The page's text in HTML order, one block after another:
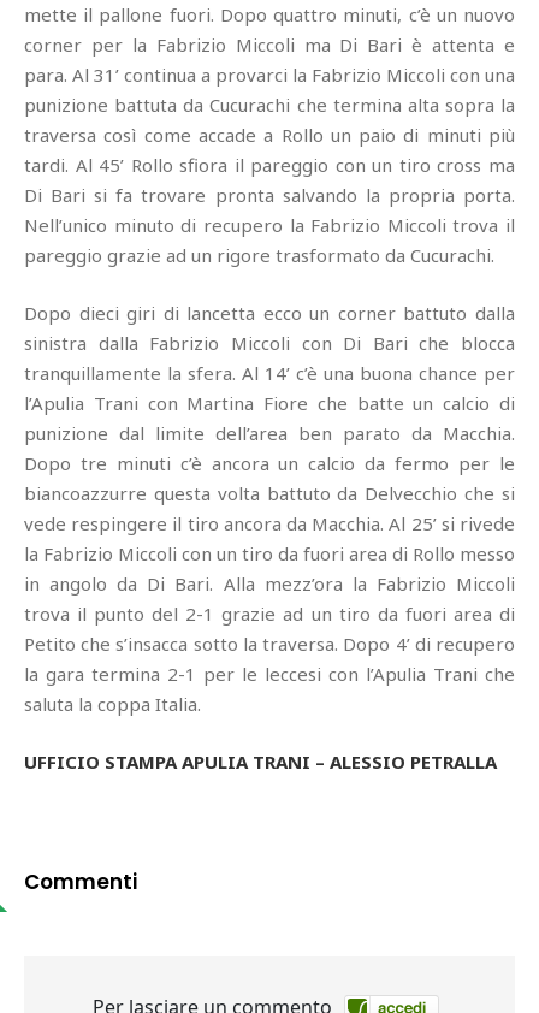
mette il pallone fuori. Dopo quattro minuti, c’è un nuovo
corner per la Fabrizio Miccoli ma Di Bari è attenta e
para. Al 31’ continua a provarci la Fabrizio Miccoli con una
punizione battuta da Cucurachi che termina alta sopra la
traversa così come accade a Rollo un paio di minuti più
tardi. Al 45’ Rollo sfiora il pareggio con un tiro cross ma
Di Bari si fa trovare pronta salvando la propria porta.
Nell’unico minuto di recupero la Fabrizio Miccoli trova il
pareggio grazie ad un rigore trasformato da Cucurachi.
Dopo dieci giri di lancetta ecco un corner battuto dalla
sinistra dalla Fabrizio Miccoli con Di Bari che blocca
tranquillamente la sfera. Al 14’ c’è una buona chance per
l’Apulia Trani con Martina Fiore che batte un calcio di
punizione dal limite dell’area ben parato da Macchia.
Dopo tre minuti c’è ancora un calcio da fermo per le
biancoazzurre questa volta battuto da Delvecchio che si
vede respingere il tiro ancora da Macchia. Al 25’ si rivede
la Fabrizio Miccoli con un tiro da fuori area di Rollo messo
in angolo da Di Bari. Alla mezz’ora la Fabrizio Miccoli
trova il punto del 2-1 grazie ad un tiro da fuori area di
Petito che s’insacca sotto la traversa. Dopo 4’ di recupero
la gara termina 2-1 per le leccesi con l’Apulia Trani che
saluta la coppa Italia.
UFFICIO STAMPA APULIA TRANI – ALESSIO PETRALLA
Commenti